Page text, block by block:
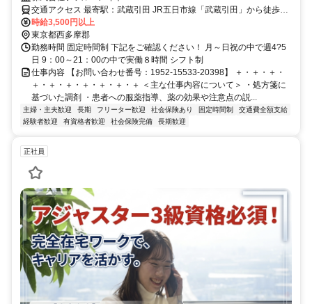
交通アクセス 最寄駅：武蔵引田 JR五日市線「武蔵引田」から徒歩15
分
時給3,500円以上
東京都西多摩郡
勤務時間 固定時間制 下記をご確認ください！ 月～日祝の中で週4?5
日 9：00～21：00の中で実働８時間 シフト制
仕事内容 【お問い合わせ番号：1952-15533-20398】 ＋・＋・＋・
＋・＋・＋・＋・＋・＋・＋ ＜主な仕事内容について＞ ・処方箋に
基づいた調剤 ・患者への服薬指導、薬の効果や注意点の説...
主婦・主夫歓迎 長期 フリーター歓迎 社会保険あり 固定時間制
交通費全額支給
経験者歓迎
有資格者歓迎 社会保険完備 長期歓迎
正社員